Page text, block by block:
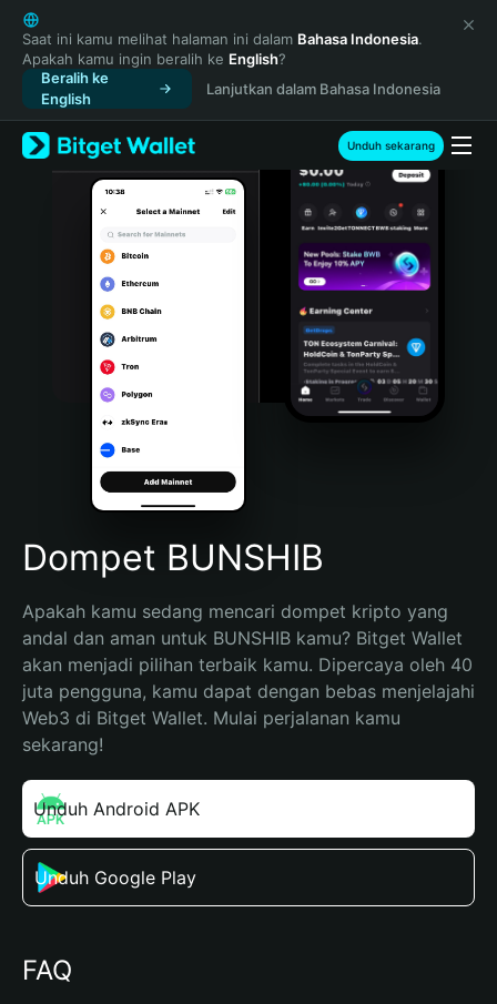
English
日本語
Tiếng Việt
Русский
Español (Latinoamérica)
Türkçe
Italiano
Português (Portugal)
Bahasa Indonesia
Português (Brasil)
Español (Argentina)
Saat ini kamu melihat halaman ini dalam Bahasa Indonesia.
Apakah kamu ingin beralih ke English?
Beralih ke
English
Lanjutkan dalam Bahasa Indonesia
Unduh sekarang
Dompet BUNSHIB
Apakah kamu sedang mencari dompet kripto yang
andal dan aman untuk BUNSHIB kamu? Bitget Wallet
akan menjadi pilihan terbaik kamu. Dipercaya oleh 40
juta pengguna, kamu dapat dengan bebas menjelajahi
Web3 di Bitget Wallet. Mulai perjalanan kamu
sekarang!
Unduh Android APK
Unduh Google Play
FAQ